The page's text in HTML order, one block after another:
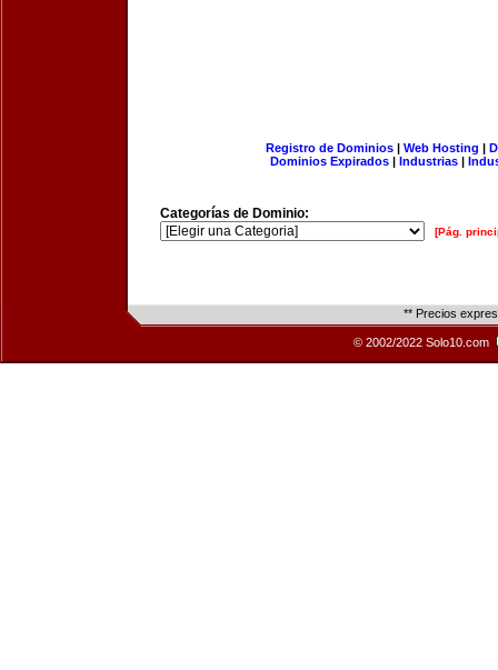
Registro de Dominios| Web Hosting |
Dominios Expirados | Industrias |
Categorías de Dominio:
[Pág.
** Precios
© 2002/2022 Solo10.com